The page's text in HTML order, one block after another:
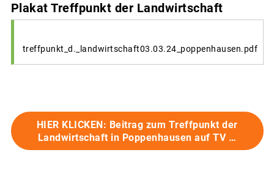
Plakat Treffpunkt der Landwirtschaft
treffpunkt_d._landwirtschaft03.03.24_poppenhausen.pdf
HIER KLICKEN: Beitrag zum Treffpunkt der
Landwirtschaft in Poppenhausen auf TV …